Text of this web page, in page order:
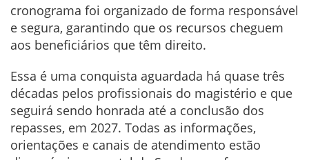
cronograma foi organizado de forma responsável
e segura, garantindo que os recursos cheguem
aos beneficiários que têm direito.
Essa é uma conquista aguardada há quase três
décadas pelos profissionais do magistério e que
seguirá sendo honrada até a conclusão dos
repasses, em 2027. Todas as informações,
orientações e canais de atendimento estão